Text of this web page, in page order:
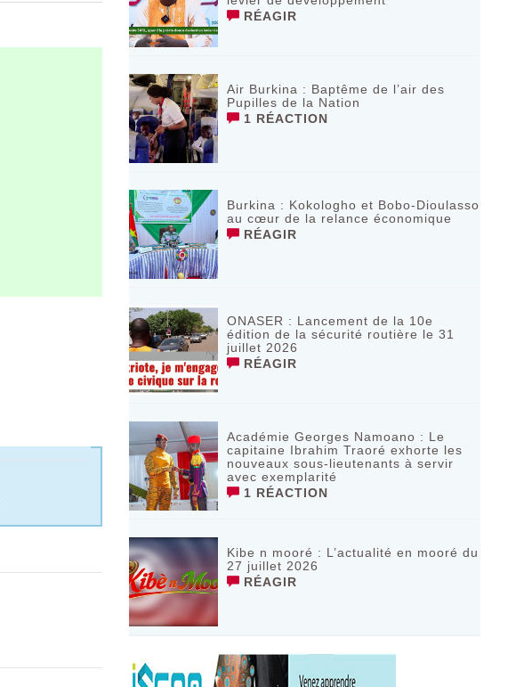
RÉAGIR
Air Burkina : Baptême de l’air des
Pupilles de la Nation
1 RÉACTION
Burkina : Kokologho et Bobo-Dioulasso
au cœur de la relance économique
RÉAGIR
ONASER : Lancement de la 10e
édition de la sécurité routière le 31
juillet 2026
RÉAGIR
Académie Georges Namoano : Le
capitaine Ibrahim Traoré exhorte les
nouveaux sous-lieutenants à servir
avec exemplarité
1 RÉACTION
Kibe n mooré : L’actualité en mooré du
27 juillet 2026
RÉAGIR